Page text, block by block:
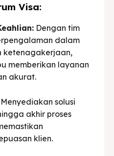
Visa:
Dengan tim
dalam
ketenagakerjaan,
memberikan layanan
akurat.
Menyediakan solusi
akhir proses
klien.